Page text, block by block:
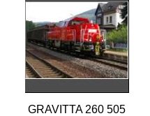
GRAVITTA 260 505